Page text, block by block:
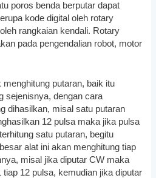
poros benda berputar dapat
kode digital oleh rotary
rangkaian kendali. Rotary
pada pengendalian robot, motor
menghitung putaran, baik itu
sejenisnya, dengan cara
dihasilkan, misal satu putaran
12 pulsa maka jika pulsa
satu putaran, begitu
alat ini akan menghitung tiap
misal jika diputar CW maka
12 pulsa, kemudian jika diputar